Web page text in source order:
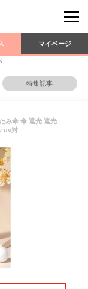
マイページ
特集記事
み傘 傘 遮光 遮光
uv対